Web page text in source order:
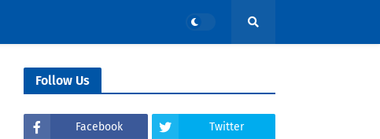
Follow Us
Facebook Twitter